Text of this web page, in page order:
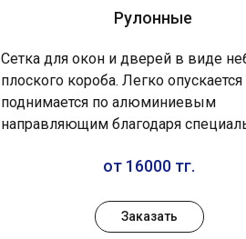
от 16000 тг.
Заказать
Рулонные
Сетка для окон и дверей в виде
плоского короба. Легко опускается
поднимается по алюминиевым
направляющим благодаря